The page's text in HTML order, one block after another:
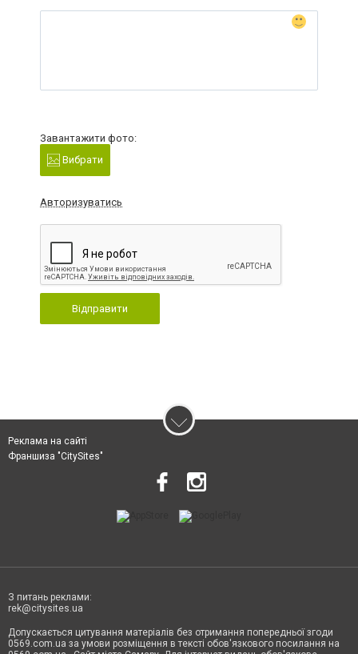
Завантажити фото:
Вибрати
Авторизуватись
Відправити
Реклама на сайті
Франшиза "CitySites"
З питань реклами:
rek@citysites.ua
Допускається цитування матеріалів без отримання попередньої згоди
0569.com.ua за умови розміщення в тексті обов'язкового посилання на